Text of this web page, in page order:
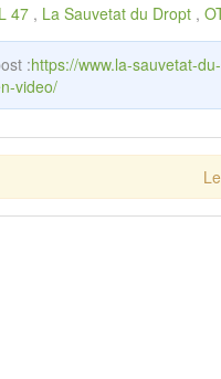
47 , La Sauvetat du Dropt ,
:https://www.la-sauvetat-
video/